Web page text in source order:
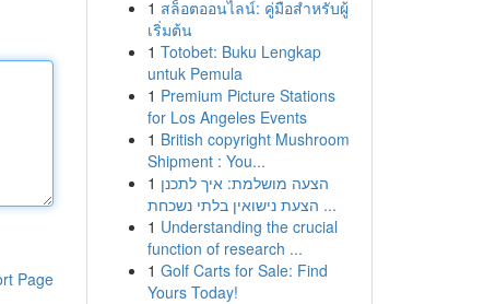
Page
1 สล็อตออนไลน์: คู่มือสำหรับผู้
เริ่มต้น
1 Totobet: Buku Lengkap
untuk Pemula
1 Premium Picture Stations
for Los Angeles Events
1 British copyright Mushroom
Shipment : You...
1 הצעה מושלמת: איך לתכנן
הצעת נישואין בלתי נשכחת ...
1 Understanding the crucial
function of research ...
1 Golf Carts for Sale: Find
Yours Today!